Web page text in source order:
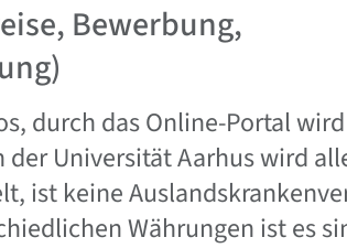
Bewerbung,
durch das Online-Portal
Universität Aarhus wird
ist keine
Währungen ist es